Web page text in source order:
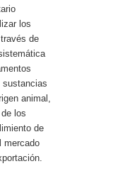
los
de
sustancias
animal,
los
de
mercado